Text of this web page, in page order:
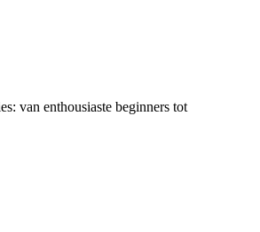
van enthousiaste beginners tot